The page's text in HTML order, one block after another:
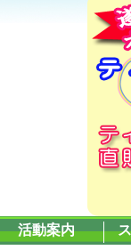
活動案内